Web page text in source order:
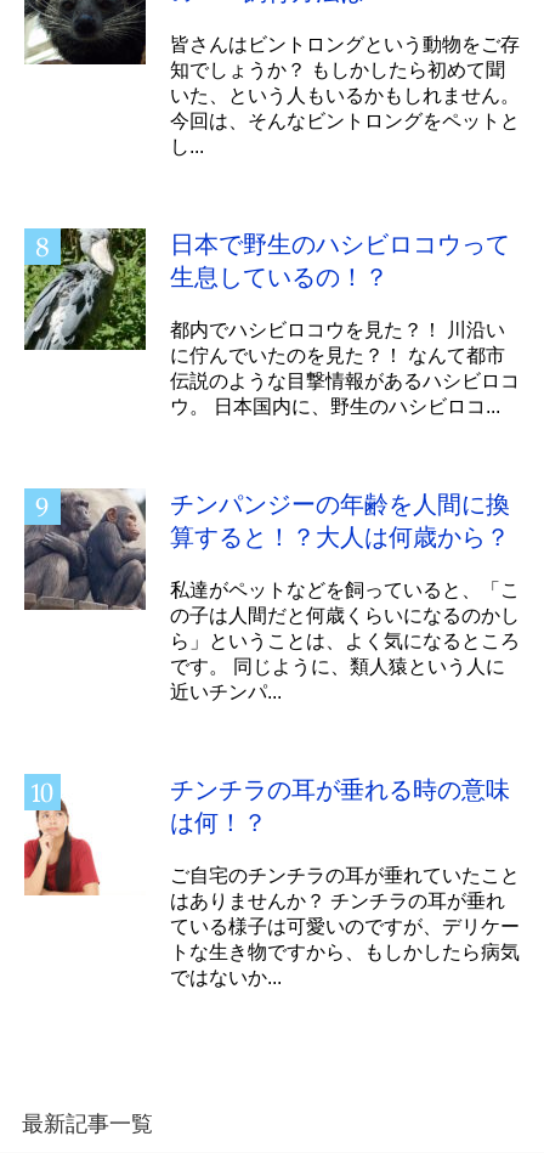
皆さんはビントロングという動物をご存
知でしょうか？ もしかしたら初めて聞
いた、という人もいるかもしれません。
今回は、そんなビントロングをペットと
し...
日本で野生のハシビロコウって
生息しているの！？
都内でハシビロコウを見た？！ 川沿い
に佇んでいたのを見た？！ なんて都市
伝説のような目撃情報があるハシビロコ
ウ。 日本国内に、野生のハシビロコ...
チンパンジーの年齢を人間に換
算すると！？大人は何歳から？
私達がペットなどを飼っていると、「こ
の子は人間だと何歳くらいになるのかし
ら」ということは、よく気になるところ
です。 同じように、類人猿という人に
近いチンパ...
チンチラの耳が垂れる時の意味
は何！？
ご自宅のチンチラの耳が垂れていたこと
はありませんか？ チンチラの耳が垂れ
ている様子は可愛いのですが、デリケー
トな生き物ですから、もしかしたら病気
ではないか...
最新記事一覧